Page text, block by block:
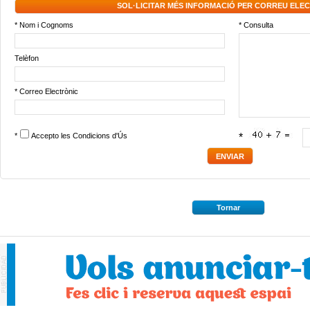
SOL·LICITAR MÉS INFORMACIÓ PER CORREU
* Nom i Cognoms * Consulta
Telèfon
* Correo Electrònic
* Accepto les Condicions d'Ús *
Tornar